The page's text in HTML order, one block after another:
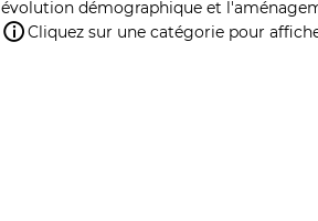
évolution démographique et
Cliquez sur une catégorie pour